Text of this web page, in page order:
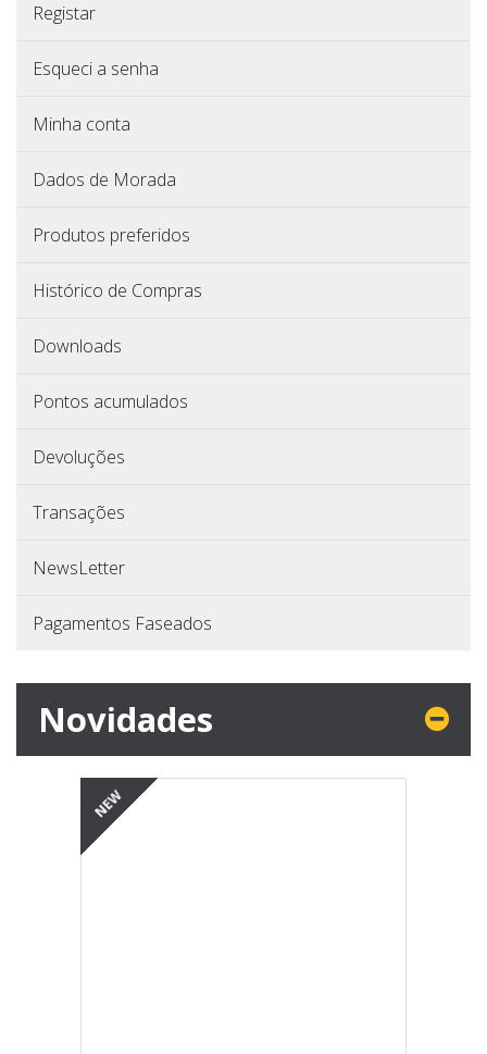
Registar
Esqueci a senha
Minha conta
Dados de Morada
Produtos preferidos
Histórico de Compras
Downloads
Pontos acumulados
Devoluções
Transações
NewsLetter
Pagamentos Faseados
Novidades
NEW